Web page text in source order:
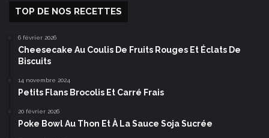
TOP DE NOS RECETTES
6 février 2026
Cheesecake Au Coulis De Fruits Rouges Et Éclats De
Biscuits
14 novembre 2024
Petits Flans Brocolis Et Carré Frais
20 février 2026
Poke Bowl Au Thon Et À La Sauce Soja Sucrée